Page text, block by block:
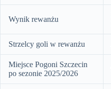
Wynik rewanżu
Strzelcy goli w rewanżu
Miejsce Pogoni Szczecin
po sezonie 2025/2026